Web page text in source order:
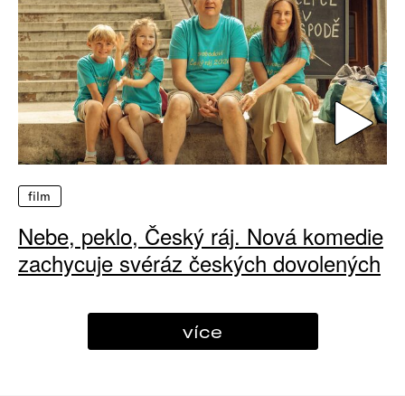
film
Nebe, peklo, Český ráj. Nová komedie
zachycuje svéráz českých dovolených
více